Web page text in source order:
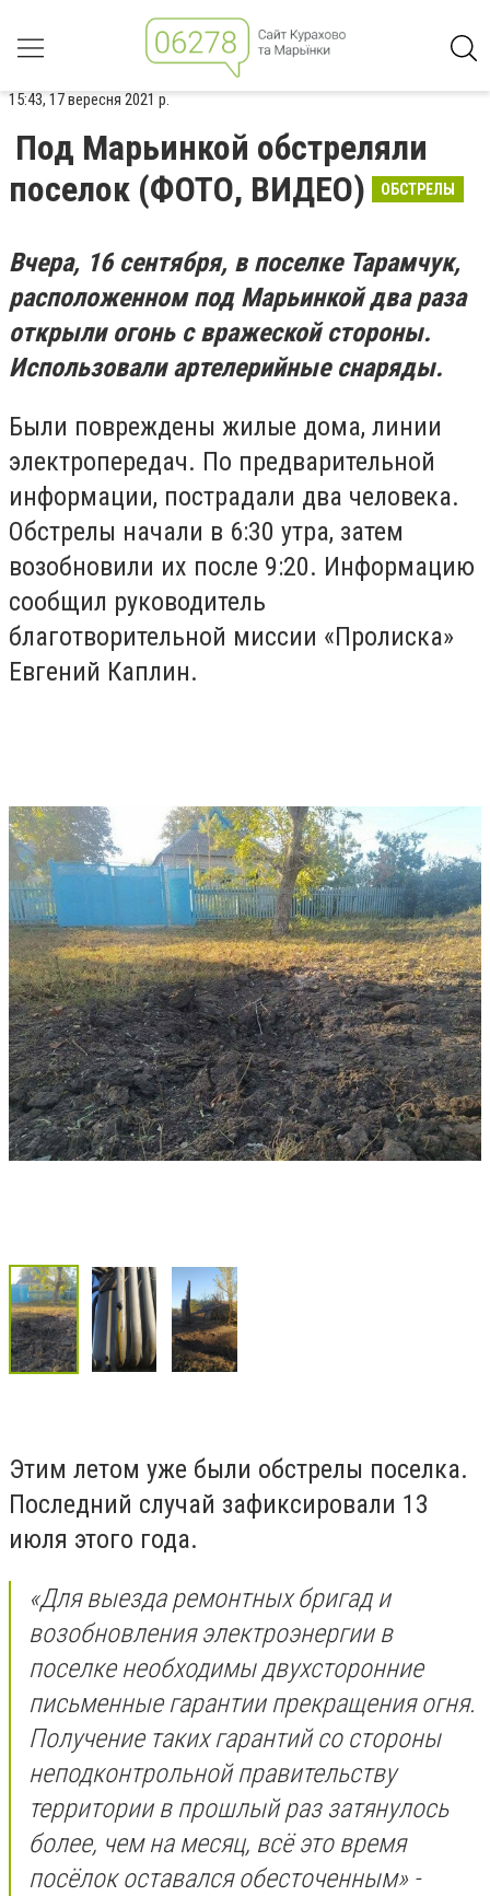
15:43, 17 вересня 2021 р.
Под Марьинкой обстреляли
поселок (ФОТО, ВИДЕО)
ОБСТРЕЛЫ
Вчера, 16 сентября, в поселке Тарамчук,
расположенном под Марьинкой два раза
открыли огонь с вражеской стороны.
Использовали артелерийные снаряды.
Были повреждены жилые дома, линии
электропередач. По предварительной
информации, пострадали два человека.
Обстрелы начали в 6:30 утра, затем
возобновили их после 9:20. Информацию
сообщил руководитель
благотворительной миссии «Пролиска»
Евгений Каплин.
Этим летом уже были обстрелы поселка.
Последний случай зафиксировали 13
июля этого года.
«Для выезда ремонтных бригад и
возобновления электроэнергии в
поселке необходимы двухсторонние
письменные гарантии прекращения огня.
Получение таких гарантий со стороны
неподконтрольной правительству
территории в прошлый раз затянулось
более, чем на месяц, всё это время
посёлок оставался обесточенным» -